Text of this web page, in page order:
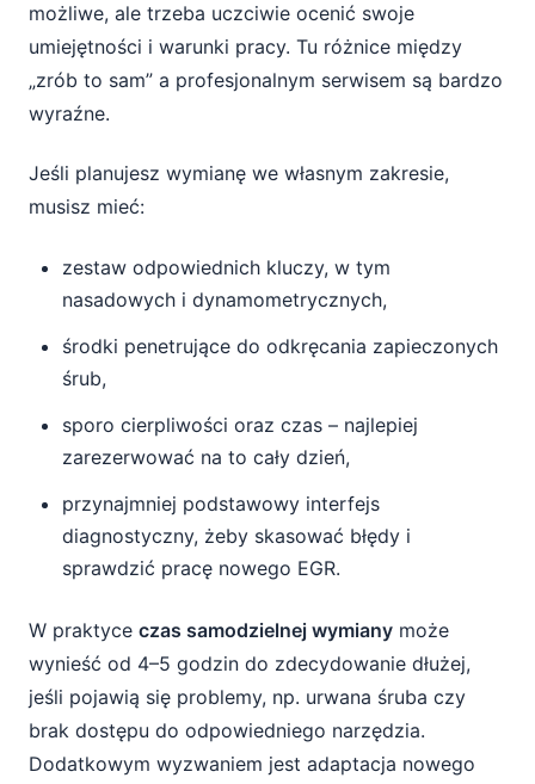
możliwe, ale trzeba uczciwie ocenić swoje
umiejętności i warunki pracy. Tu różnice między
„zrób to sam” a profesjonalnym serwisem są bardzo
wyraźne.
Jeśli planujesz wymianę we własnym zakresie,
musisz mieć:
zestaw odpowiednich kluczy, w tym
nasadowych i dynamometrycznych,
środki penetrujące do odkręcania zapieczonych
śrub,
sporo cierpliwości oraz czas – najlepiej
zarezerwować na to cały dzień,
przynajmniej podstawowy interfejs
diagnostyczny, żeby skasować błędy i
sprawdzić pracę nowego EGR.
W praktyce czas samodzielnej wymiany może
wynieść od 4–5 godzin do zdecydowanie dłużej,
jeśli pojawią się problemy, np. urwana śruba czy
brak dostępu do odpowiedniego narzędzia.
Dodatkowym wyzwaniem jest adaptacja nowego